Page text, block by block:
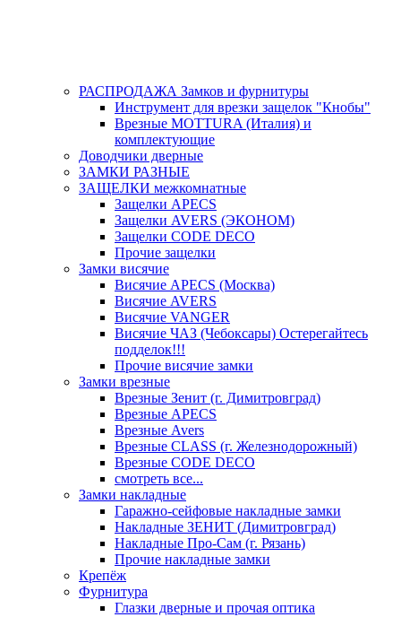
РАСПРОДАЖА Замков и фурнитуры
Инструмент для врезки защелок "Кнобы"
Врезные MOTTURA (Италия) и
комплектующие
Доводчики дверные
ЗАМКИ РАЗНЫЕ
ЗАЩЕЛКИ межкомнатные
Защелки APECS
Защелки AVERS (ЭКОНОМ)
Защелки CODE DECO
Прочие защелки
Замки висячие
Висячие APECS (Москва)
Висячие AVERS
Висячие VANGER
Висячие ЧАЗ (Чебоксары) Остерегайтесь
подделок!!!
Прочие висячие замки
Замки врезные
Врезные Зенит (г. Димитровград)
Врезные APECS
Врезные Avers
Врезные CLASS (г. Железнодорожный)
Врезные CODE DECO
смотреть все...
Замки накладные
Гаражно-сейфовые накладные замки
Накладные ЗЕНИТ (Димитровград)
Накладные Про-Сам (г. Рязань)
Прочие накладные замки
Крепёж
Фурнитура
Глазки дверные и прочая оптика